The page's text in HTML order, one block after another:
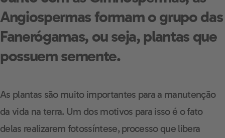
Angiospermas formam o grupo das
Fanerógamas, ou seja, plantas que
possuem semente.
As plantas são muito importantes para a manutenção
da vida na terra. Um dos motivos para isso é o fato
delas realizarem fotossíntese, processo que libera